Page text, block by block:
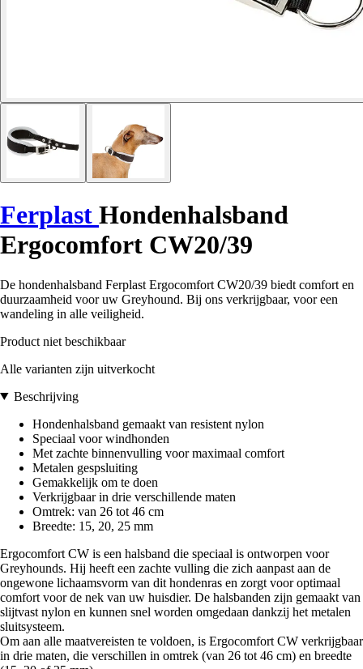
Ferplast Hondenhalsband
Ergocomfort CW20/39
De hondenhalsband Ferplast Ergocomfort CW20/39 biedt comfort en
duurzaamheid voor uw Greyhound. Bij ons verkrijgbaar, voor een
wandeling in alle veiligheid.
Product niet beschikbaar
Alle varianten zijn uitverkocht
Beschrijving
Hondenhalsband gemaakt van resistent nylon
Speciaal voor windhonden
Met zachte binnenvulling voor maximaal comfort
Metalen gespsluiting
Gemakkelijk om te doen
Verkrijgbaar in drie verschillende maten
Omtrek: van 26 tot 46 cm
Breedte: 15, 20, 25 mm
Ergocomfort CW is een halsband die speciaal is ontworpen voor
Greyhounds. Hij heeft een zachte vulling die zich aanpast aan de
ongewone lichaamsvorm van dit hondenras en zorgt voor optimaal
comfort voor de nek van uw huisdier. De halsbanden zijn gemaakt van
slijtvast nylon en kunnen snel worden omgedaan dankzij het metalen
sluitsysteem.
Om aan alle maatvereisten te voldoen, is Ergocomfort CW verkrijgbaar
in drie maten, die verschillen in omtrek (van 26 tot 46 cm) en breedte